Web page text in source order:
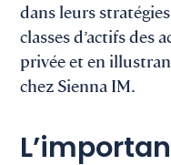
dans leurs
classes d’actifs des
privée et en
chez Sienna IM.